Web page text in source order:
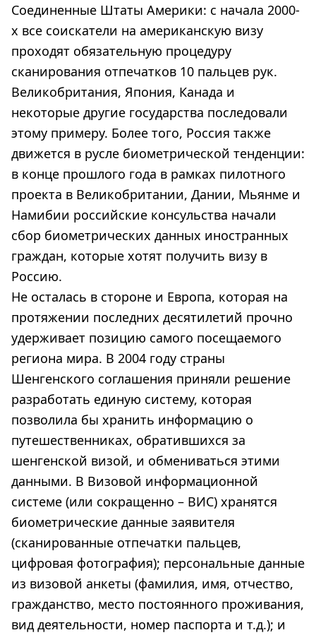
Соединенные Штаты Америки: с начала 2000-
х все соискатели на американскую визу
проходят обязательную процедуру
сканирования отпечатков 10 пальцев рук.
Великобритания, Япония, Канада и
некоторые другие государства последовали
этому примеру. Более того, Россия также
движется в русле биометрической тенденции:
в конце прошлого года в рамках пилотного
проекта в Великобритании, Дании, Мьянме и
Намибии российские консульства начали
сбор биометрических данных иностранных
граждан, которые хотят получить визу в
Россию.
Не осталась в стороне и Европа, которая на
протяжении последних десятилетий прочно
удерживает позицию самого посещаемого
региона мира. В 2004 году страны
Шенгенского соглашения приняли решение
разработать единую систему, которая
позволила бы хранить информацию о
путешественниках, обратившихся за
шенгенской визой, и обмениваться этими
данными. В Визовой информационной
системе (или сокращенно – ВИС) хранятся
биометрические данные заявителя
(сканированные отпечатки пальцев,
цифровая фотография); персональные данные
из визовой анкеты (фамилия, имя, отчество,
гражданство, место постоянного проживания,
вид деятельности, номер паспорта и т.д.); и